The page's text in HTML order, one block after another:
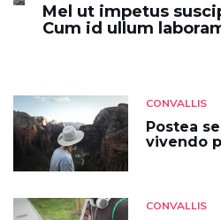
Mel ut impetus
Cum id ullum
CONVALLIS
Postea
vivendo
CONVALLIS